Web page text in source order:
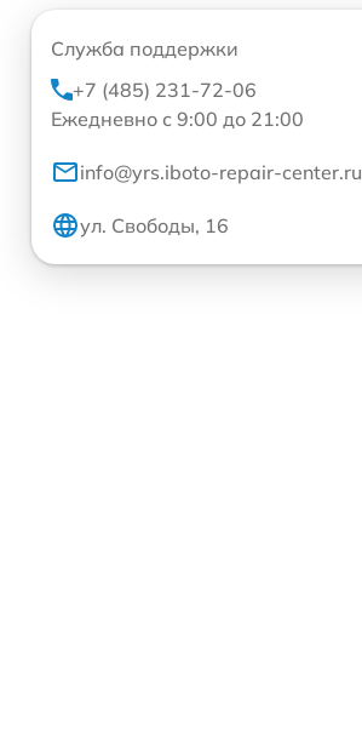
Служба поддержки
+7 (485) 231-72-06
Ежедневно с 9:00 до 21:00
info@yrs.iboto-repair-center.ru
ул. Свободы, 16